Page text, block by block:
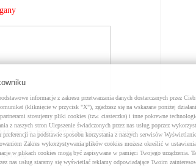
-a:<a href="" title=""> <abbr
<cite> <code> <del
informacje z zakresu przetwarzania danych dostarczanych przez
(kliknięcie w przycisk "X"), zgadzasz się na wskazane poniżej
stosujemy pliki cookies (tzw. ciasteczka) i inne pokrewne
z naszych stron Ulepszenie świadczonych przez nas usług poprzez
preferencji na podstawie sposobu korzystania z naszych serwisów
Zakres wykorzystywania plików cookies możesz określić w
w plikach cookies mogą być zapisywane w pamięci Twojego urządzenia.
nas usług staramy się wyświetlać reklamy odpowiadające Twoim